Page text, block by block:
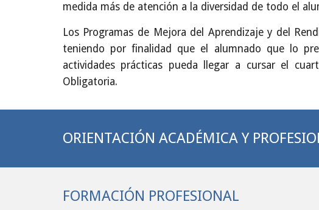
medida más de atención a la diversidad de todo el
Los Programas de Mejora del Aprendizaje y del
teniendo por finalidad que el alumnado que lo
actividades prácticas pueda llegar a cursar el
Obligatoria.
ORIENTACIÓN ACADÉMICA Y
FORMACIÓN PROFESIONAL